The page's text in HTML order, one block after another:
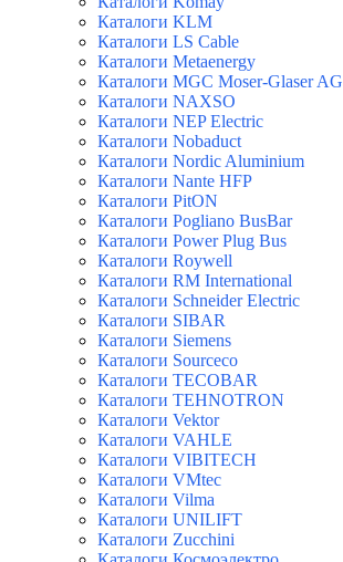
Каталоги KLM
Каталоги LS Cable
Каталоги Metaenergy
Каталоги MGC Moser-Glaser AG
Каталоги NAXSO
Каталоги NEP Electric
Каталоги Nobaduct
Каталоги Nordic Aluminium
Каталоги Nante HFP
Каталоги PitON
Каталоги Pogliano BusBar
Каталоги Power Plug Bus
Каталоги Roywell
Каталоги RM International
Каталоги Schneider Electric
Каталоги SIBAR
Каталоги Siemens
Каталоги Sourceco
Каталоги TECOBAR
Каталоги TEHNOTRON
Каталоги Vektor
Каталоги VAHLE
Каталоги VIBITECH
Каталоги VMtec
Каталоги Vilma
Каталоги UNILIFT
Каталоги Zucchini